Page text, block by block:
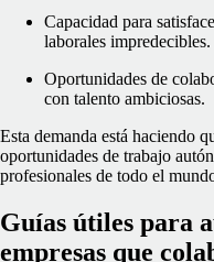
Capacidad para
laborales impredecibles.
Oportunidades de
con talento ambiciosas.
Esta demanda está haciendo
oportunidades de trabajo
profesionales de todo el
Guías útiles para
empresas que